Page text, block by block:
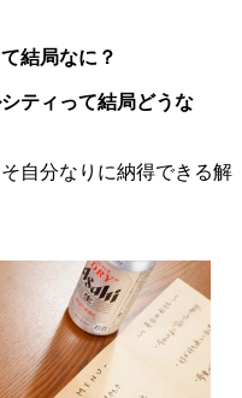
結局なに？
ティって結局どうな
自分なりに納得できる解